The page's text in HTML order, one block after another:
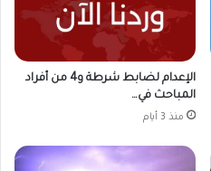
الإعدام لضابط شرطة و4 من أفراد
المباحث في…
منذ 3 أيام